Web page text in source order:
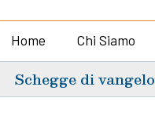
Home Chi Siamo
Schegge di vangelo